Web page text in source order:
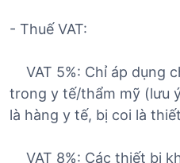
- Thuế VAT:
VAT 5%: Chỉ áp dụng
trong y tế/thẩm mỹ (lưu
là hàng y tế, bị coi là
VAT 8%: Các thiết bị